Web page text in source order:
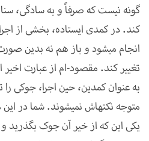
گونه نیست که صرفاً و به سادگی،
کند. در کمدی ایستاده، بخشی از
انجام می­شود و باز هم نه بدین
تغییر کند. مقصود-ام از عبارت
به عنوان کمدین، حین اجرا، جوکی را
متوجه نکته­اش نمیشوند.شما در
یکی این که از خیر آن جوک بگذرید و